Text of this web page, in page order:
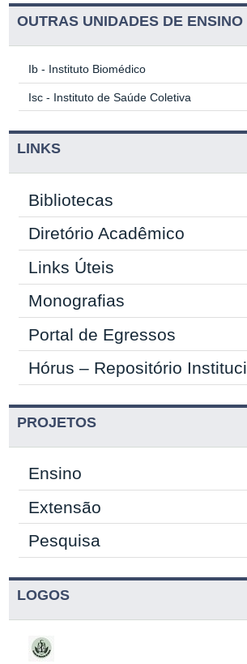
OUTRAS UNIDADES DE ENSINO
Ib - Instituto Biomédico
Isc - Instituto de Saúde Coletiva
LINKS
Bibliotecas
Diretório Acadêmico
Links Úteis
Monografias
Portal de Egressos
Hórus – Repositório
PROJETOS
Ensino
Extensão
Pesquisa
LOGOS